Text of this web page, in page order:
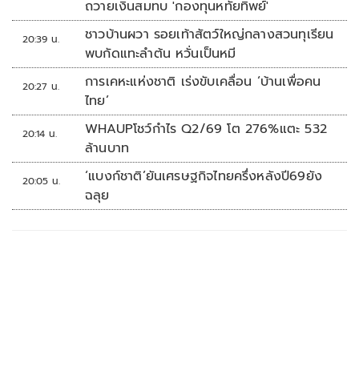
ถวายเงินสมทบ 'กองทุนหทัยทิพย์'
20:39 น.
ชาวบ้านผวา รอยเท้าสัตว์ใหญ่กลางสวนทุเรียน
พบกัดแทะลำต้น หวั่นเป็นหมี
20:27 น.
การเคหะแห่งชาติ เร่งขับเคลื่อน ‘บ้านเพื่อคน
ไทย’
20:14 น.
WHAUPโชว์กำไร Q2/69 โต 276%แตะ 532
ล้านบาท
20:05 น.
‘แบงก์ชาติ’ยันเศรษฐกิจไทยครึ่งหลังปี69ยัง
ฉลุย